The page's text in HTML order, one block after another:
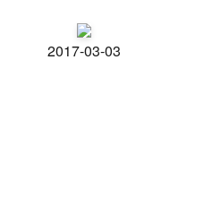
2017-03-03